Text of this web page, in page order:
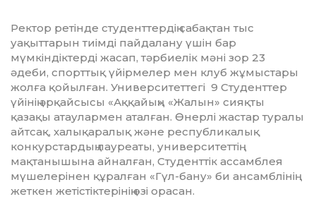
Ректор ретінде студенттердің сабақтан тыс
уақыттарын тиімді пайдалану үшін бар
мүмкіндіктерді жасап, тәрбиелік мәні зор 23
әдеби, спорттық үйірмелер мен клуб жұмыстары
жолға қойылған. Уни­вер­ситеттегі 9 Студенттер
үйінің әрқай­сы­сы «Аққайың», «Жалын» сияқты
қазақы атау­лармен аталған. Өнерлі жастар туралы
айтсақ, халықаралық және респуб­ли­ка­лық
конкурстардың лауреаты, универ­си­­теттің
мақтанышына айналған, Сту­­­­денттік ассамблея
мүшелерінен құ­рал­ған «Гүл-бану» би ансамблінің
жеткен жетістіктерінің өзі орасан.